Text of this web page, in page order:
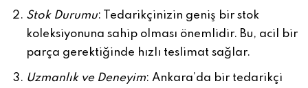
Stok Durumu: Tedarikçinizin geniş bir stok
koleksiyonuna sahip olması önemlidir. Bu, acil bir
parça gerektiğinde hızlı teslimat sağlar.
Uzmanlık ve Deneyim: Ankara’da bir tedarikçi